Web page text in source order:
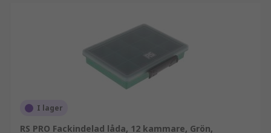
I lager
RS PRO Fackindelad låda, 12 kammare, Grön,